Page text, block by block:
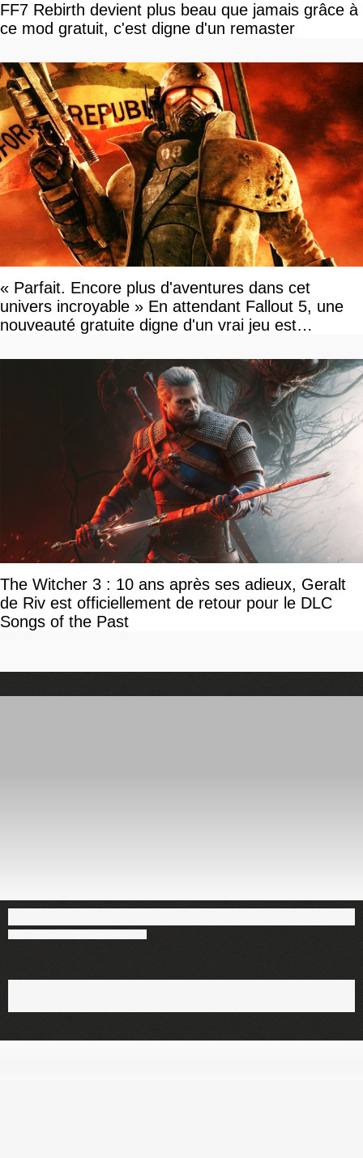
FF7 Rebirth devient plus beau que jamais grâce à
ce mod gratuit, c'est digne d'un remaster
« Parfait. Encore plus d'aventures dans cet
univers incroyable » En attendant Fallout 5, une
nouveauté gratuite digne d'un vrai jeu est
The Witcher 3 : 10 ans après ses adieux, Geralt
de Riv est officiellement de retour pour le DLC
Songs of the Past